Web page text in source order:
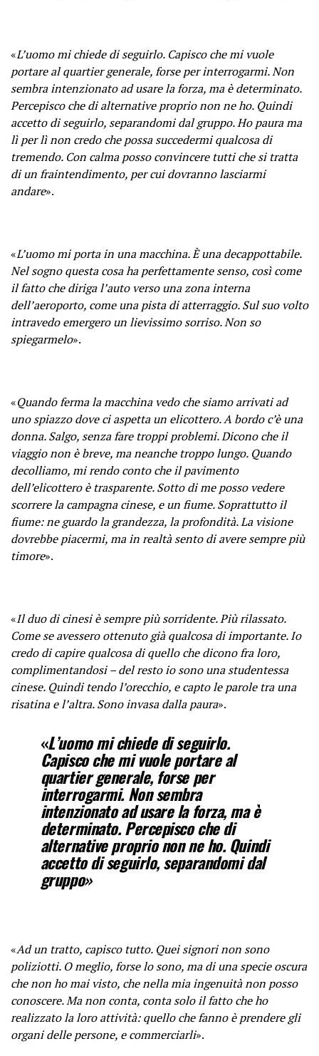
«L’uomo mi chiede di seguirlo. Capisco che mi vuole
portare al quartier generale, forse per interrogarmi. Non
sembra intenzionato ad usare la forza, ma è determinato.
Percepisco che di alternative proprio non ne ho. Quindi
accetto di seguirlo, separandomi dal gruppo. Ho paura ma
lì per lì non credo che possa succedermi qualcosa di
tremendo. Con calma posso convincere tutti che si tratta
di un fraintendimento, per cui dovranno lasciarmi
andare».
«L’uomo mi porta in una macchina. È una decappottabile.
Nel sogno questa cosa ha perfettamente senso, così come
il fatto che diriga l’auto verso una zona interna
dell’aeroporto, come una pista di atterraggio. Sul suo volto
intravedo emergero un lievissimo sorriso. Non so
spiegarmelo».
«Quando ferma la macchina vedo che siamo arrivati ad
uno spiazzo dove ci aspetta un elicottero. A bordo c’è una
donna. Salgo, senza fare troppi problemi. Dicono che il
viaggio non è breve, ma neanche troppo lungo. Quando
decolliamo, mi rendo conto che il pavimento
dell’elicottero è trasparente. Sotto di me posso vedere
scorrere la campagna cinese, e un fiume. Soprattutto il
fiume: ne guardo la grandezza, la profondità. La visione
dovrebbe piacermi, ma in realtà sento di avere sempre più
timore».
«Il duo di cinesi è sempre più sorridente. Più rilassato.
Come se avessero ottenuto già qualcosa di importante. Io
credo di capire qualcosa di quello che dicono fra loro,
complimentandosi – del resto io sono una studentessa
cinese. Quindi tendo l’orecchio, e capto le parole tra una
risatina e l’altra. Sono invasa dalla paura».
«L’uomo mi chiede di seguirlo.
Capisco che mi vuole portare al
quartier generale, forse per
interrogarmi. Non sembra
intenzionato ad usare la forza, ma è
determinato. Percepisco che di
alternative proprio non ne ho. Quindi
accetto di seguirlo, separandomi dal
gruppo»
«Ad un tratto, capisco tutto. Quei signori non sono
poliziotti. O meglio, forse lo sono, ma di una specie oscura
che non ho mai visto, che nella mia ingenuità non posso
conoscere. Ma non conta, conta solo il fatto che ho
realizzato la loro attività: quello che fanno è prendere gli
organi delle persone, e commerciarli».